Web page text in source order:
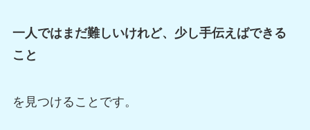
一人ではまだ難しいけれど、少し手伝えばできる
こと
を見つけることです。